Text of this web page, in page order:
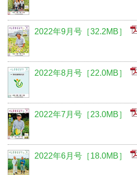
2022年9月号［32.2MB］
2022年8月号［22.0MB］
2022年7月号［23.0MB］
2022年6月号［18.0MB］